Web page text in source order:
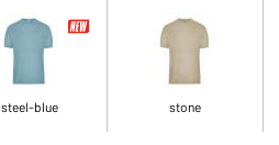
steel-blue stone